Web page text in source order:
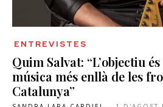
ENTREVISTES
Quim Salvat: “L’objectiu
música més enllà de les
Catalunya”